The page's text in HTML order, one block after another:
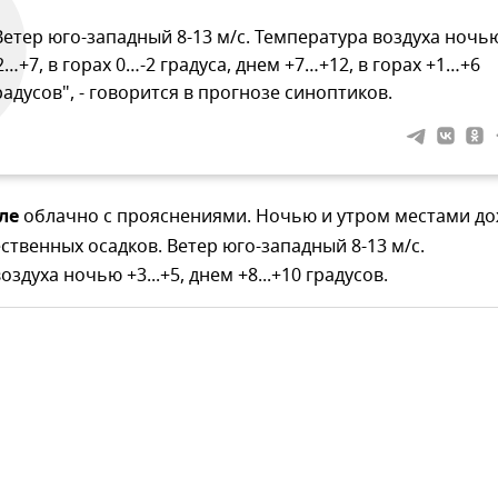
юго-западный 8-13 м/с. Температура воздуха
в горах 0…-2 градуса, днем +7…+12, в горах +1…+6
- говорится в прогнозе синоптиков.
облачно с прояснениями. Ночью и утром местами
осадков. Ветер юго-западный 8-13 м/с.
ночью +3...+5, днем +8...+10 градусов.